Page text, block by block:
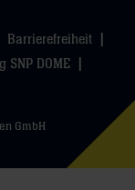
Barrierefreiheit
SNP DOME
GmbH